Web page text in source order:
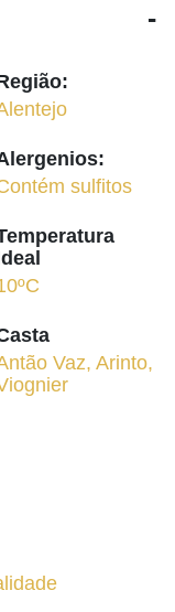
-
sulfitos
Vaz,Arinto,